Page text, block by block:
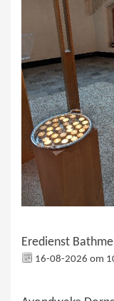
Eredienst
16-08-2026 om